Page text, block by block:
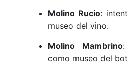
Molino Rucio:
museo del vino.
Molino Mambrino
como museo del